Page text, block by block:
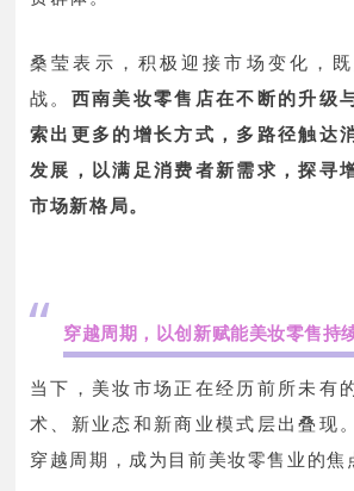
桑莹表示，积极迎接市场变化，
战。 西南美妆零售店在不断的升级
索出更多的增长方式，多路径触达
发展，以满足消费者新需求，探寻
市场新格局。
“ 穿越周期，以创新赋能美妆零售持
当下，美妆市场正在经历前所未有
术、新业态和新商业模式层出叠现
穿越周期，成为目前美妆零售业的焦